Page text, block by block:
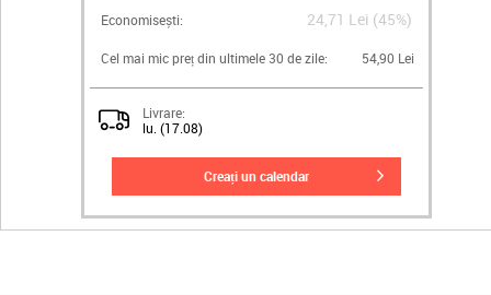
Economisești: 24,71 Lei (45%)
Cel mai mic preț din ultimele 30 de zile: 54,90 Lei
Livrare:
lu. (17.08)
creați un calendar